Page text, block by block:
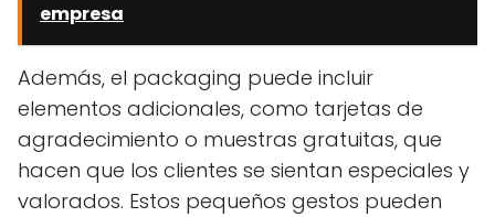
empresa
Además, el packaging puede incluir
elementos adicionales, como tarjetas de
agradecimiento o muestras gratuitas, que
hacen que los clientes se sientan especiales y
valorados. Estos pequeños gestos pueden